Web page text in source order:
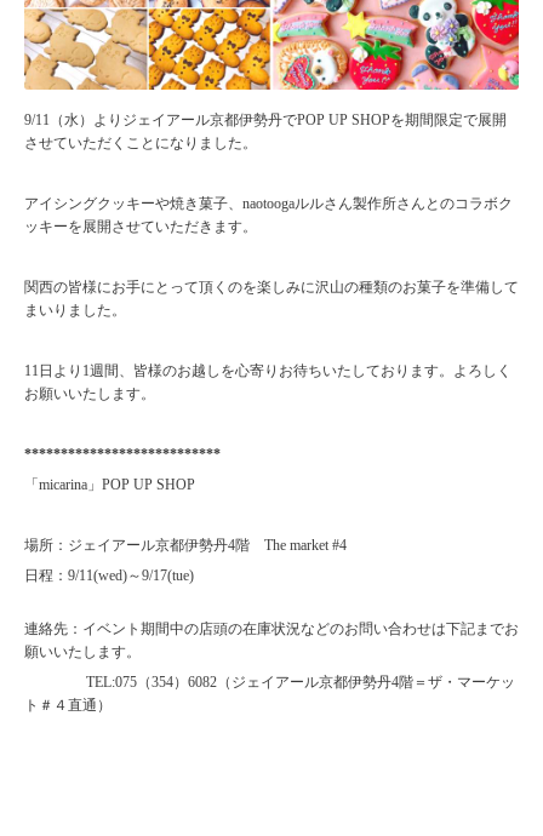
9/11（水）よりジェイアール京都伊勢丹でPOP UP SHOPを期間限定で展開
させていただくことになりました。
アイシングクッキーや焼き菓子、 naotoogaルルさん製作所さんとのコラボク
ッキーを展開させていただきます。
関西の皆様にお手にとって頂くのを楽しみに沢山の種類のお菓子を準備して
まいりました。
11日より1週間、皆様のお越しを心寄りお待ちいたしております。よろしく
お願いいたします。
***************************
「micarina」POP UP SHOP
場所：ジェイアール京都伊勢丹4階 The market #4
日程：9/11(wed)～9/17(tue)
連絡先：イベント期間中の店頭の在庫状況などのお問い合わせは下記までお
願いいたします。
TEL:075（354）6082（ジェイアール京都伊勢丹4階＝ザ・マーケッ
ト＃４直通）